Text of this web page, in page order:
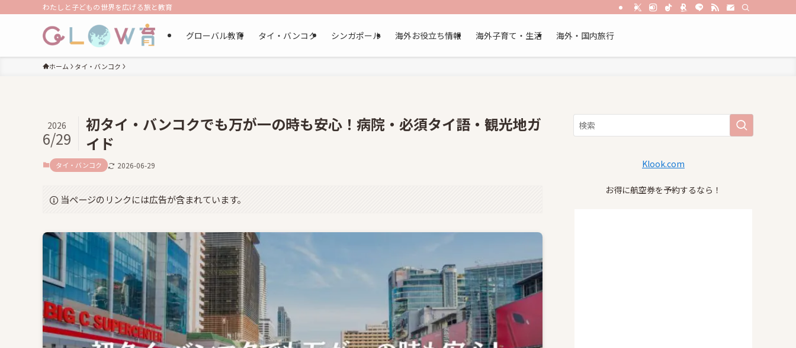
わたしと子どもの世界を広げる旅と教育
グローバル教育 タイ・バンコク シンガポール 海外お役立ち情報 海外子育て・生活 海外・国内旅行
ホーム タイ・バンコク
初タイ・バンコクでも万が一の時も安心！病院・必須タイ語・観光地ガ
イド
2026
6/29
タイ・バンコク 2026-06-29
当ページのリンクには広告が含まれています。
Klook.com
お得に航空券を予約するなら！